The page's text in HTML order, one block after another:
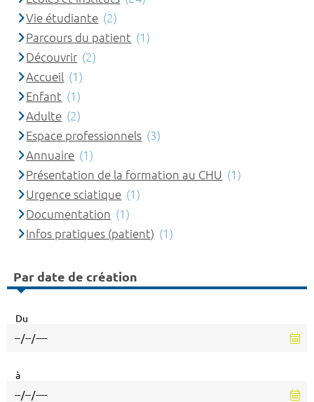
Vie étudiante (2)
Parcours du patient (1)
Découvrir (2)
Accueil (1)
Enfant (1)
Adulte (2)
Espace professionnels (3)
Annuaire (1)
Présentation de la formation au CHU (1)
Urgence sciatique (1)
Documentation (1)
Infos pratiques (patient) (1)
Par date de création
Du
à